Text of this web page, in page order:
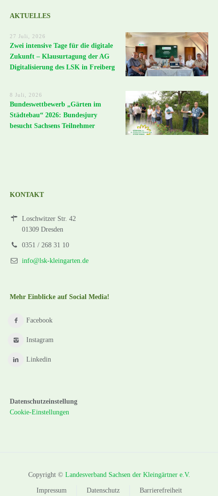
AKTUELLES
27 Juli, 2026
Zwei intensive Tage für die digitale
Zukunft – Klausurtagung der AG
Digitalisierung des LSK in Freiberg
8 Juli, 2026
Bundeswettbewerb „Gärten im
Städtebau“ 2026: Bundesjury
besucht Sachsens Teilnehmer
KONTAKT
Loschwitzer Str. 42
01309 Dresden
0351 / 268 31 10
info@lsk-kleingarten.de
Mehr Einblicke auf Social Media!
Facebook
Instagram
Linkedin
Datenschutzeinstellung
Cookie-Einstellungen
Copyright © Landesverband Sachsen der Kleingärtner e.V.
Impressum Datenschutz Barrierefreiheit